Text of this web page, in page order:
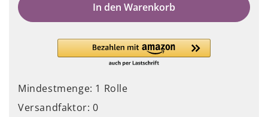
In den Warenkorb
Mindestmenge: 1 Rolle
Versandfaktor: 0